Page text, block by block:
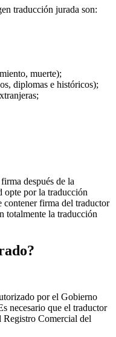
traducción jurada son:
muerte);
diplomas e históricos);
después de la
opte por la traducción
contener firma del traductor
totalmente la traducción
por el Gobierno
necesario que el traductor
Comercial del